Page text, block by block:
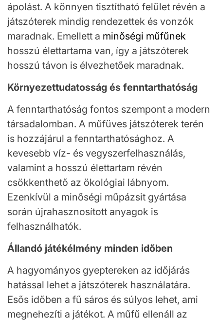
ápolást. A könnyen tisztítható felület révén a
játszóterek mindig rendezettek és vonzók
maradnak. Emellett a minőségi műfűnek
hosszú élettartama van, így a játszóterek
hosszú távon is élvezhetőek maradnak.
Környezettudatosság és fenntarthatóság
A fenntarthatóság fontos szempont a modern
társadalomban. A műfüves játszóterek terén
is hozzájárul a fenntarthatósághoz. A
kevesebb víz- és vegyszerfelhasználás,
valamint a hosszú élettartam révén
csökkenthető az ökológiai lábnyom.
Ezenkívül a minőségi műpázsit gyártása
során újrahasznosított anyagok is
felhasználhatók.
Állandó játékélmény minden időben
A hagyományos gyeptereken az időjárás
hatással lehet a játszóterek használatára.
Esős időben a fű sáros és súlyos lehet, ami
megnehezíti a játékot. A műfű ellenáll az